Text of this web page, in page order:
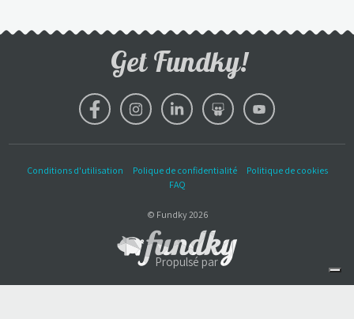
P 21,80 $
Evan Cormier
21,80 $
Leaticia Kaggwa
Emma Bradley
MS
Get Fundky!
Conditions d'utilisation Polique de confidentialité
Politique de cookies
FAQ
© Fundky 2026
Propulsé par